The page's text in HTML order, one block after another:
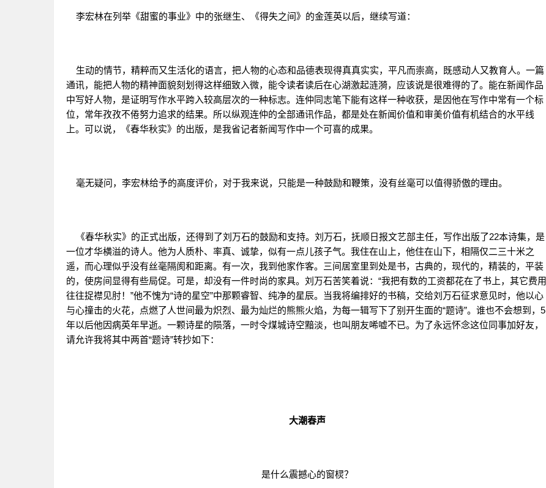
李宏林在列举《甜蜜的事业》中的张继生、《得失之间》的金莲英以后，继续写道：
生动的情节，精粹而又生活化的语言，把人物的心态和品德表现得真真实实，平凡而崇高，既感动人又教育人。一篇
通讯，能把人物的精神面貌刻划得这样细致入微，能令读者读后在心湖激起涟漪，应该说是很难得的了。能在新闻作品
中写好人物，是证明写作水平跨入较高层次的一种标志。连仲同志笔下能有这样一种收获，是因他在写作中常有一个标
位，常年孜孜不倦努力追求的结果。所以纵观连仲的全部通讯作品，都是处在新闻价值和审美价值有机结合的水平线
上。可以说，《春华秋实》的出版，是我省记者新闻写作中一个可喜的成果。
毫无疑问，李宏林给予的高度评价，对于我来说，只能是一种鼓励和鞭策，没有丝毫可以值得骄傲的理由。
《春华秋实》的正式出版，还得到了刘万石的鼓励和支持。刘万石，抚顺日报文艺部主任，写作出版了22本诗集，是
一位才华横溢的诗人。他为人质朴、率真、诚挚，似有一点儿孩子气。我住在山上，他住在山下，相隔仅二三十米之
遥，而心理似乎没有丝毫隔阂和距离。有一次，我到他家作客。三间居室里到处是书，古典的，现代的，精装的，平装
的，使房间显得有些局促。可是，却没有一件时尚的家具。刘万石苦笑着说：“我把有数的工资都花在了书上，其它费用
往往捉襟见肘！”他不愧为“诗的星空”中那颗睿智、纯净的星辰。当我将编排好的书稿，交给刘万石征求意见时，他以心
与心撞击的火花，点燃了人世间最为炽烈、最为灿烂的熊熊火焰，为每一辑写下了别开生面的“题诗”。谁也不会想到，5
年以后他因病英年早逝。一颗诗星的陨落，一时令煤城诗空黯淡，也叫朋友唏嘘不已。为了永远怀念这位同事加好友，
请允许我将其中两首“题诗”转抄如下：
大潮春声
是什么震撼心的窗棂？